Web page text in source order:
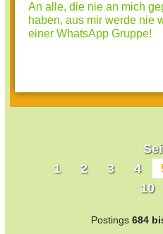
An alle, die nie an mich
haben, aus mir werde nie
einer WhatsApp Gruppe!
1
2 3 4
10
Postings 684